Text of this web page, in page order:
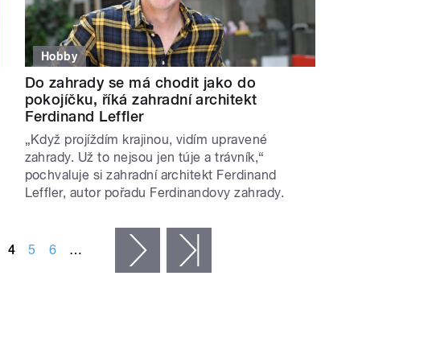
Hobby
Do zahrady se má chodit jako do
pokojíčku, říká zahradní architekt
Ferdinand Leffler
„Když projíždím krajinou, vidím upravené
zahrady. Už to nejsou jen túje a trávník,“
pochvaluje si zahradní architekt Ferdinand
Leffler, autor pořadu Ferdinandovy zahrady.
4 5 6 … následující ›